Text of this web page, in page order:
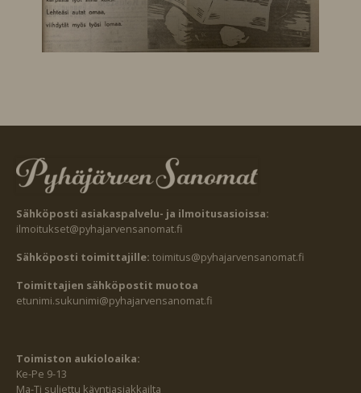
Sähköposti asiakaspalvelu- ja ilmoitusasioissa:
ilmoitukset@pyhajarvensanomat.fi
Sähköposti toimittajille: toimitus@pyhajarvensanomat.fi
Toimittajien sähköpostit muotoa
etunimi.sukunimi@pyhajarvensanomat.fi
Toimiston aukioloaika:
Ke-Pe 9-13
Ma-Ti suljettu käyntiasiakkailta